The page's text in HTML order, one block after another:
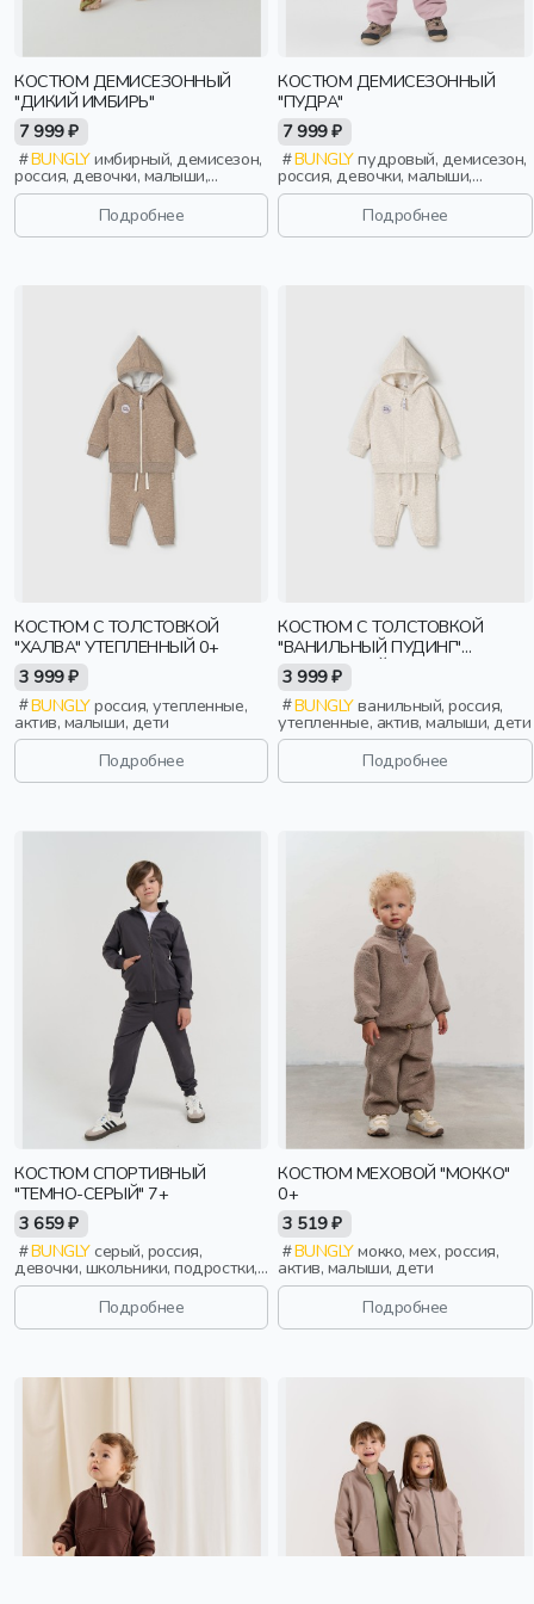
КОСТЮМ ДЕМИСЕЗОННЫЙ
"ДИКИЙ ИМБИРЬ"
7 999 ₽
BUNGLYимбирный, демисезон,
россия, девочки, малыши,
дошкольники, дети
Подробнее
КОСТЮМ ДЕМИСЕЗОННЫЙ
"ПУДРА"
7 999 ₽
BUNGLYпудровый, демисезон,
россия, девочки, малыши,
дошкольники, дети
Подробнее
КОСТЮМ С ТОЛСТОВКОЙ
"ХАЛВА" УТЕПЛЕННЫЙ 0+
3 999 ₽
BUNGLYроссия, утепленные,
актив, малыши, дети
Подробнее
КОСТЮМ С ТОЛСТОВКОЙ
"ВАНИЛЬНЫЙ ПУДИНГ"
УТЕПЛЕННЫЙ 0+
3 999 ₽
BUNGLYванильный, россия,
утепленные, актив, малыши, дети
Подробнее
КОСТЮМ СПОРТИВНЫЙ
"ТЕМНО-СЕРЫЙ" 7+
3 659 ₽
BUNGLYсерый, россия,
девочки, школьники, подростки,
дети
Подробнее
КОСТЮМ МЕХОВОЙ "МОККО"
0+
3 519 ₽
BUNGLYмокко, мех, россия,
актив, малыши, дети
Подробнее